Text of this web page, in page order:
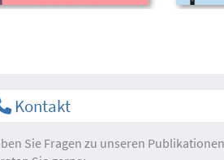
Kontakt
Sie Fragen zu unseren